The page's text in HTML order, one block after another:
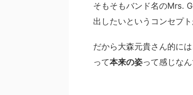
そもそもバンド名のMrs.
出したいというコンセプト
だから大森元貴さん的に
って本来の姿って感じなん